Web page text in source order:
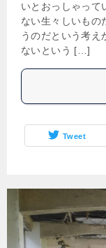
いとおっしゃって
ない生々しいもの
うのだという考え
ないという […]
Tweet